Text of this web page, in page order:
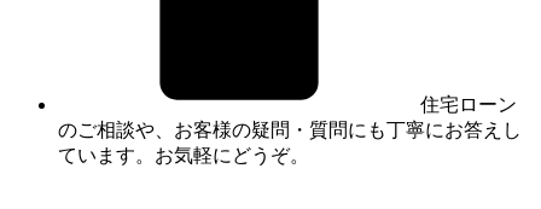
住宅ローン
のご相談や、お客様の疑問・質問にも丁寧にお答えし
ています。お気軽にどうぞ。